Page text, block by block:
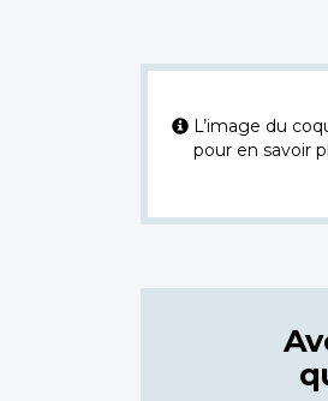
L’image du
pour en savoir